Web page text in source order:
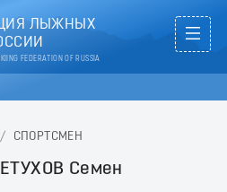
ЛЫЖНЫХ
FEDERATION OF RUSSIA
/ СПОРТСМЕН
Семен